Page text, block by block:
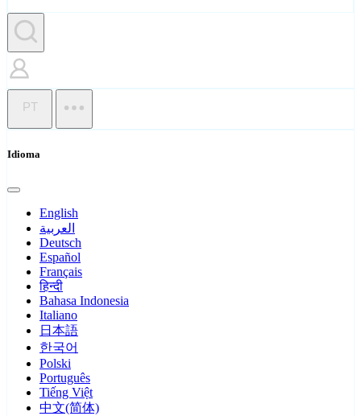
PT
Idioma
English
العربية
Deutsch
Español
Français
हिन्दी
Bahasa Indonesia
Italiano
日本語
한국어
Polski
Português
Tiếng Việt
中文(简体)